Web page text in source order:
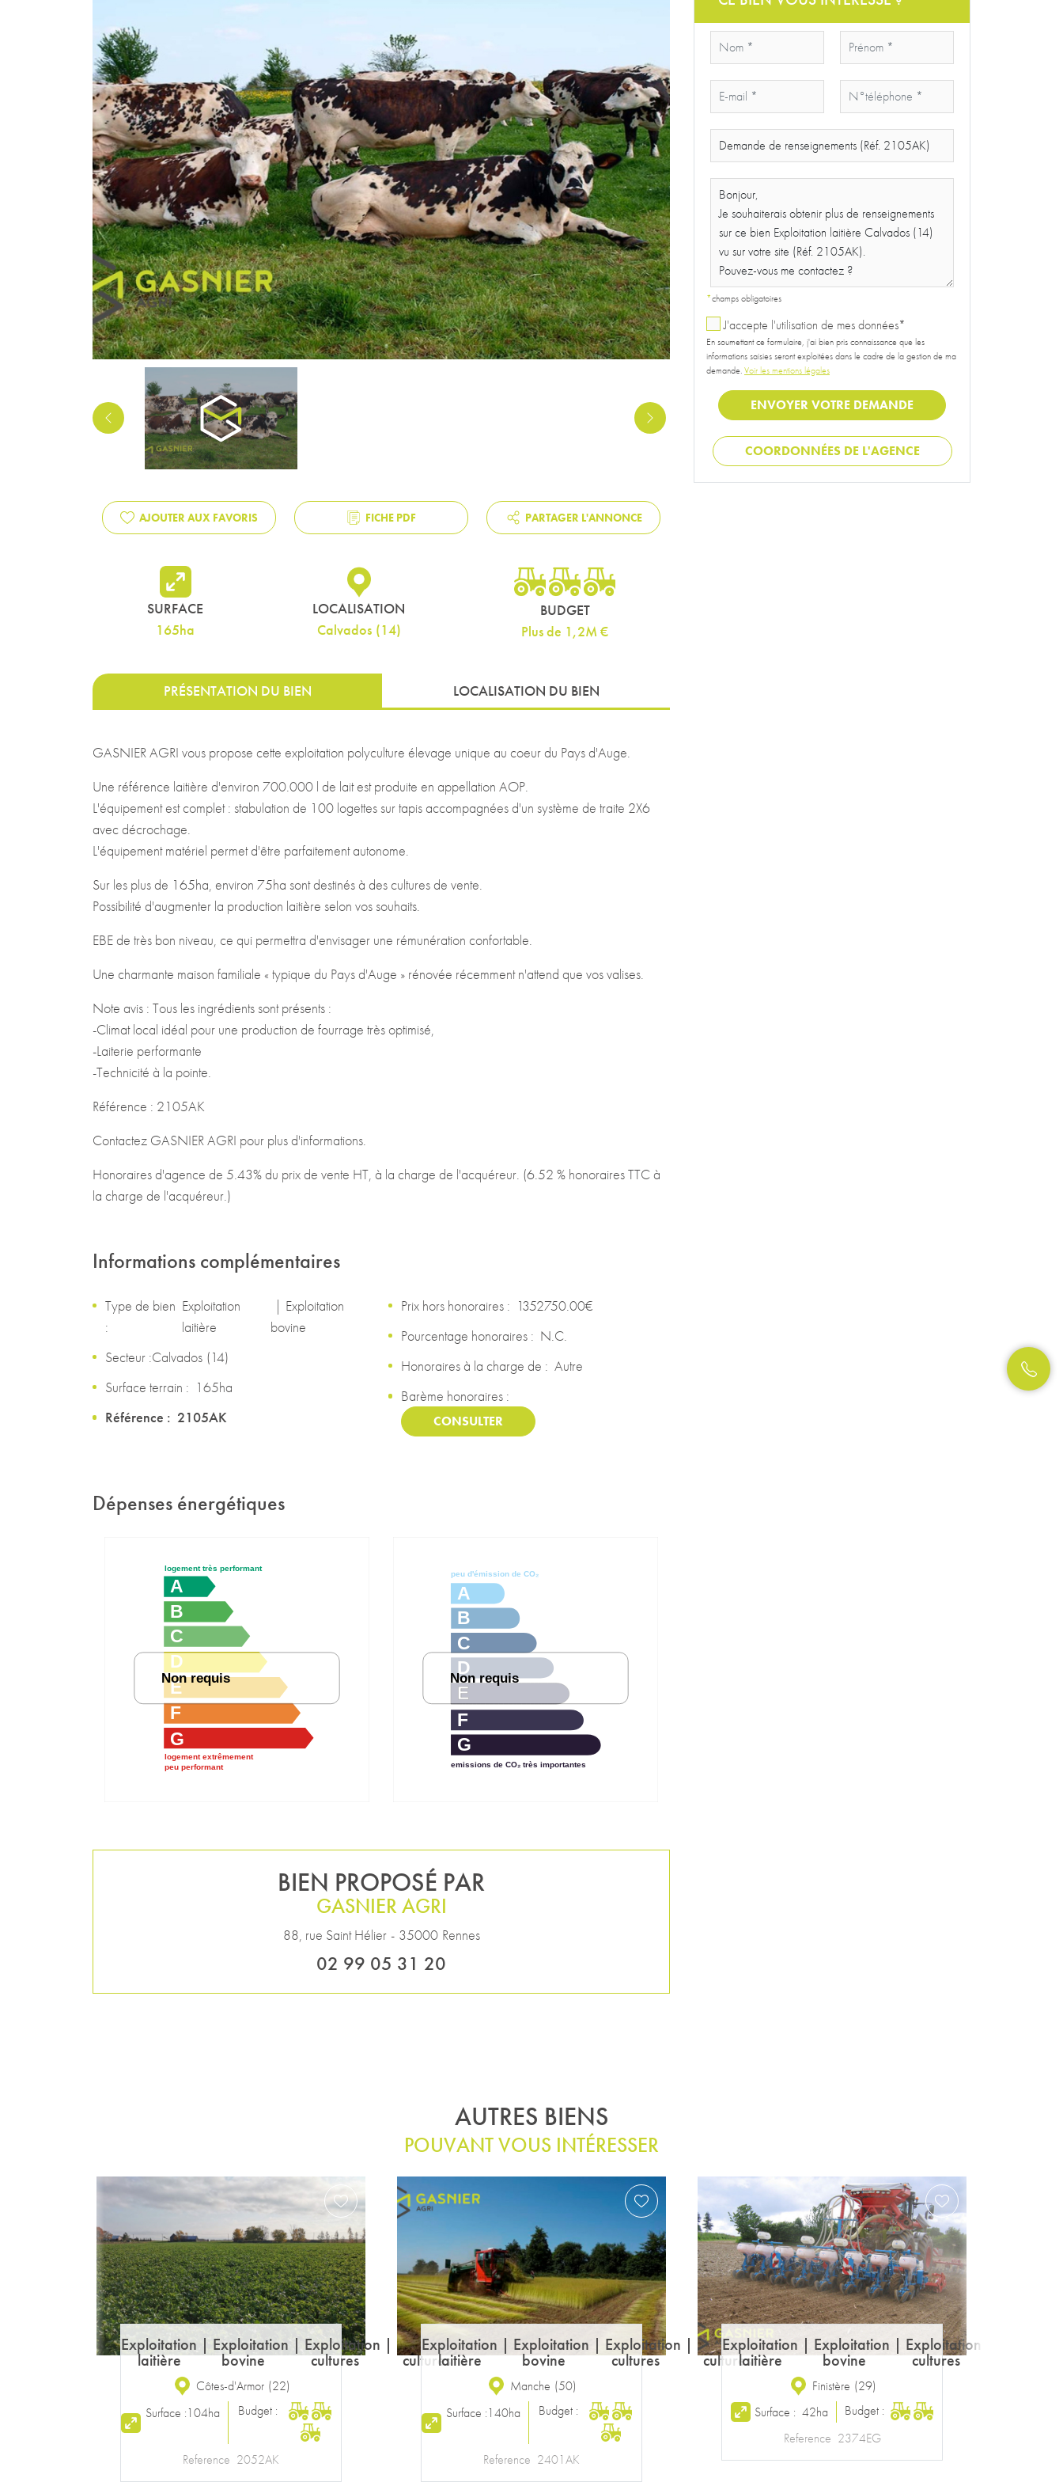
PREVIOUS NEXT
AJOUTER AUX FAVORIS FICHE PDF PARTAGER L'ANNONCE
SURFACE
165ha
LOCALISATION
Calvados (14)
BUDGET
Plus de 1,2M €
PRÉSENTATION DU BIEN LOCALISATION DU BIEN
GASNIER AGRI vous propose cette exploitation polyculture élevage unique au coeur du Pays d'Auge.
Une référence laitière d'environ 700.000 l de lait est produite en appellation AOP.
L'équipement est complet : stabulation de 100 logettes sur tapis accompagnées d'un système de traite 2X6
avec décrochage.
L'équipement matériel permet d'être parfaitement autonome.
Sur les plus de 165ha, environ 75ha sont destinés à des cultures de vente.
Possibilité d'augmenter la production laitière selon vos souhaits.
EBE de très bon niveau, ce qui permettra d'envisager une rémunération confortable.
Une charmante maison familiale « typique du Pays d'Auge » rénovée récemment n'attend que vos valises.
Note avis : Tous les ingrédients sont présents :
-Climat local idéal pour une production de fourrage très optimisé,
-Laiterie performante
-Technicité à la pointe.
Référence : 2105AK
Contactez GASNIER AGRI pour plus d'informations.
Honoraires d'agence de 5.43% du prix de vente HT, à la charge de l'acquéreur. (6.52 % honoraires TTC à
la charge de l'acquéreur.)
Informations complémentaires
Type de bien
:
Exploitation
laitière
| Exploitation
bovine
Secteur :Calvados (14)
Surface terrain : 165ha
2105AK
Prix hors honoraires : 1352750.00€
Pourcentage honoraires : N.C.
Honoraires à la charge de : Autre
Barème honoraires :
CONSULTER
Dépenses énergétiques
A
B
C
D
E
F
G
logement très performant
logement extrêmement
peu performant
Non requis
A
B
C
D
E
F
G
emissions de CO₂ très importantes
peu d'émission de CO₂
Non requis
BIEN PROPOSÉ PAR
GASNIER AGRI
88, rue Saint Hélier - 35000 Rennes
02 99 05 31 20
*champs obligatoires
J'accepte l'utilisation de mes données*
En soumettant ce formulaire, j'ai bien pris connaissance que les
informations saisies seront exploitées dans le cadre de la gestion de ma
demande.Voir les mentions légales
COORDONNÉES DE L'AGENCE
AUTRES BIENS
POUVANT VOUS INTÉRESSER
Exploitation laitière
Ille-et-Vilaine
Surface :
Budget :
Reference
Exploitation laitière
Ille-et-Vilaine
Surface :65ha
Budget :
Reference
2149AK
Exploitation
laitière
| Exploitation
bovine
Ille-et-Vilaine (35
Surface : 102ha
Budget :
Reference 2157EG